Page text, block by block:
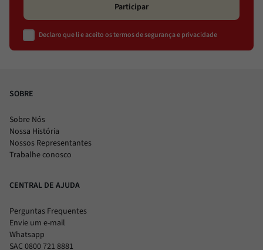
Participar
Declaro que li e aceito os termos de segurança e privacidade
SOBRE
Sobre Nós
Nossa História
Nossos Representantes
Trabalhe conosco
CENTRAL DE AJUDA
Perguntas Frequentes
Envie um e-mail
Whatsapp
SAC 0800 721 8881